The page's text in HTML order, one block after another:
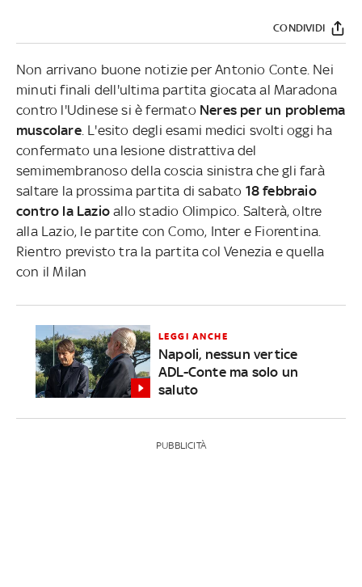
CONDIVIDI
Non arrivano buone notizie per Antonio Conte. Nei
minuti finali dell'ultima partita giocata al Maradona
contro l'Udinese si è fermato Neres per un problema
muscolare. L'esito degli esami medici svolti oggi ha
confermato una lesione distrattiva del
semimembranoso della coscia sinistra che gli farà
saltare la prossima partita di sabato 18 febbraio
contro la Lazio allo stadio Olimpico. Salterà, oltre
alla Lazio, le partite con Como, Inter e Fiorentina.
Rientro previsto tra la partita col Venezia e quella
con il Milan
LEGGI ANCHE
Napoli, nessun vertice
ADL-Conte ma solo un
saluto
PUBBLICITÀ